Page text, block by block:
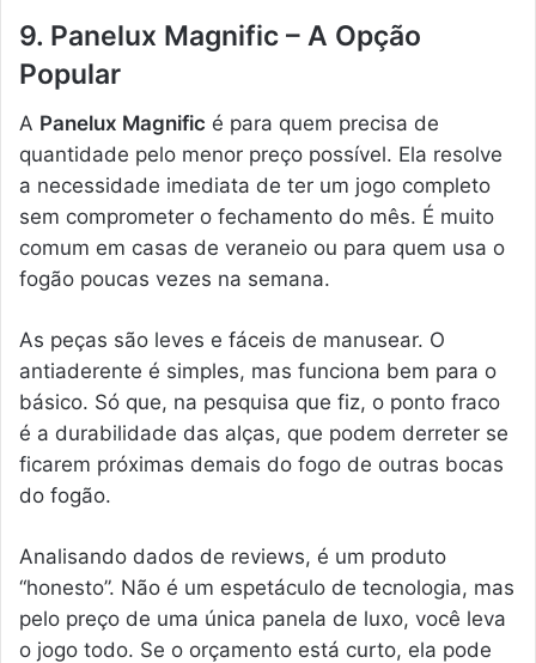
9. Panelux Magnific – A Opção
Popular
A Panelux Magnific é para quem precisa de
quantidade pelo menor preço possível. Ela resolve
a necessidade imediata de ter um jogo completo
sem comprometer o fechamento do mês. É muito
comum em casas de veraneio ou para quem usa o
fogão poucas vezes na semana.
As peças são leves e fáceis de manusear. O
antiaderente é simples, mas funciona bem para o
básico. Só que, na pesquisa que fiz, o ponto fraco
é a durabilidade das alças, que podem derreter se
ficarem próximas demais do fogo de outras bocas
do fogão.
Analisando dados de reviews, é um produto
“honesto”. Não é um espetáculo de tecnologia, mas
pelo preço de uma única panela de luxo, você leva
o jogo todo. Se o orçamento está curto, ela pode